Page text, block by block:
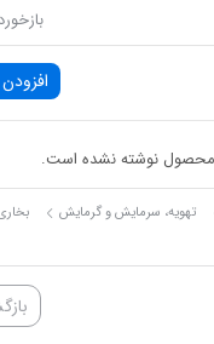
محصول نوشته نشده است.
تهویه، سرمایش و گرمایش